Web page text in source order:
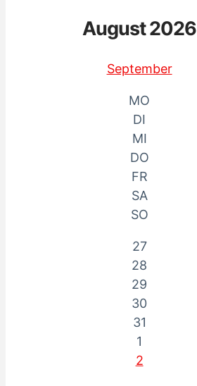
August 2026
September
MO
DI
MI
DO
FR
SA
SO
27
28
29
30
31
1
2